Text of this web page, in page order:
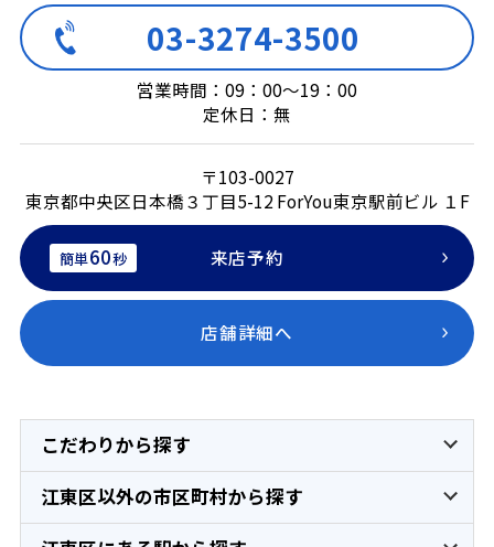
03-3274-3500
営業時間：09：00～19：00
定休日：無
〒103-0027
東京都中央区日本橋３丁目5-12 ForYou東京駅前ビル １F
簡単60秒 来店予約
店舗詳細へ
こだわりから探す
江東区以外の市区町村から探す